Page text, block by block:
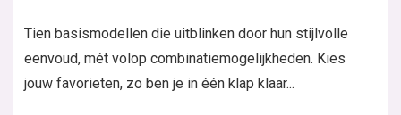
Tien basismodellen die uitblinken door hun stijlvolle
eenvoud, mét volop combinatiemogelijkheden. Kies
jouw favorieten, zo ben je in één klap klaar...